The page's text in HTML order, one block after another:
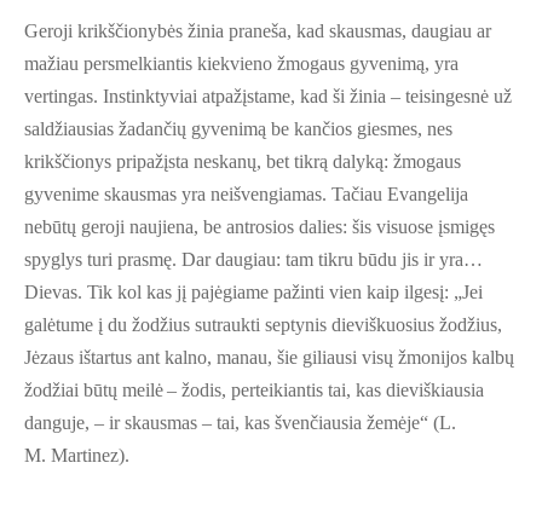
Geroji krikščionybės žinia praneša, kad skausmas, daugiau ar
mažiau persmelkiantis kiekvieno žmogaus gyvenimą, yra
vertingas. Instinktyviai atpažįstame, kad ši žinia – teisingesnė už
saldžiausias žadančių gyvenimą be kančios giesmes, nes
krikščionys pripažįsta neskanų, bet tikrą dalyką: žmogaus
gyvenime skausmas yra neišvengiamas. Tačiau Evangelija
nebūtų geroji naujiena, be antrosios dalies: šis visuose įsmigęs
spyglys turi prasmę. Dar daugiau: tam tikru būdu jis ir yra…
Dievas. Tik kol kas jį pajėgiame pažinti vien kaip ilgesį: „Jei
galėtume į du žodžius sutraukti septynis dieviškuosius žodžius,
Jėzaus ištartus ant kalno, manau, šie giliausi visų žmonijos kalbų
žodžiai būtų meilė – žodis, perteikiantis tai, kas dieviškiausia
danguje, – ir skausmas – tai, kas švenčiausia žemėje“ (L.
M. Martinez).